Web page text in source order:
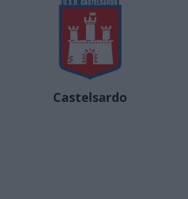
Castelsardo